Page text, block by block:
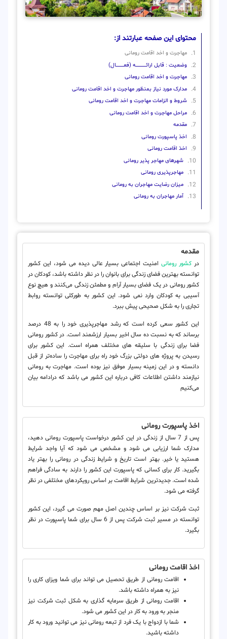
محتوای این صفحه عبارتند از:
مهاجرت و اخد اقامت رومانی
وضعیت : قابل ارائــــــــــــــــــــه (فعـــــــــــــــال)
مهاجرت و اخد اقامت رومانی
مدارک مورد نیاز بمنظور مهاجرت و اخد اقامت رومانی
شروط و الزامات مهاجرت و اخد اقامت رومانی
مراحل مهاجرت و اخد اقامت رومانی
مقدمه
اخذ پاسپورت رومانی
اخذ اقامت رومانی
شهرهای مهاجر پذیر رومانی
مهاجرپذیری رومانی
میزان رضایت مهاجران به رومانی
آمار مهاجران به رومانی
مقدمه
در کشور رومانیامنیت اجتماعی بسیار عالی دیده می شود، این کشور
توانسته بهترین فضای زندگی برای بانوان را در نظر داشته باشد، کودکان در
کشور رومانی در یک فضای بسیار آرام و مطمئن زندگی می‌کنند و هیچ نوع
آسیبی به کودکان وارد نمی شود. این کشور به طور‌کلی توانسته روابط
تجاری را به شکل صحیحی پیش ببرد.
این کشور سعی کرده است که رشد مهاجرپذیری خود را به 48 درصد
برساند که به نسبت ده سال اخیر بسیار ارزشمند است. در کشور رومانی
فضا برای زندگی با سلیقه های مختلف همراه است. این کشور برای
رسیدن به پروژه های دولتی بزرگ خود راه برای مهاجرت را ساده‌تر از قبل
دانسته و در این زمینه بسیار موفق نیز بوده است. مهاجرت به رومانی
نیازمند داشتن اطلاعات کافی درباره این کشور می باشد که درادامه بیان
می‌کنیم
اخذ پاسپورت رومانی
پس از 7 سال از زندگی در این کشور درخواست پاسپورت رومانی دهید،
مدارک شما ارزیابی می شود و مشخص می شود که آیا واجد شرایط
هستید یا خیر. بهتر است تاریخ و شرایط زندگی در رومانی را بهتر یاد
بگیرید. کار برای کسانی که پاسپورت این کشور را دارند به سادگی فراهم
شده است. جدیدترین شرایط اقامت بر اساس رویکردهای مختلفی در نظر
گرفته می شود.
ثبت شرکت نیز بر اساس چندین اصل مهم صورت می گیرد، این کشور
توانسته در مسیر ثبت شرکت پس از 6 سال برای شما پاسپورت در نظر
بگیرد.
اخذ اقامت رومانی
اقامت رومانی از طریق تحصیل می تواند برای شما ویزای کاری را
نیز به همراه داشته باشد.
اقامت رومانی از طریق سرمایه گذاری به شکل ثبت شرکت نیز
منجر به ورود به کار در این کشور می شود.
شما با ازدواج با یک فرد از تبعه رومانی نیز می توانید ورود به کار
داشته باشید.